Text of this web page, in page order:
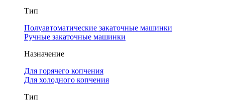
Тип
Полуавтоматические закаточные машинки
Ручные закаточные машинки
Назначение
Для горячего копчения
Для холодного копчения
Тип